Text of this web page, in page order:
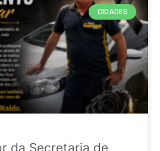
CIDADES
da Secretaria de